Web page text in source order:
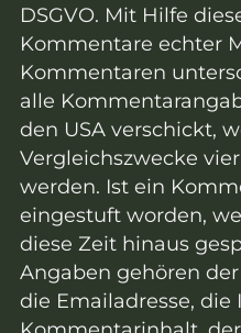
DSGVO. Mit Hilfe
Kommentare echter
Kommentaren
alle
den USA verschickt,
Vergleichszwecke
werden. Ist ein
eingestuft worden,
diese Zeit hinaus
Angaben gehören
die Emailadresse, die